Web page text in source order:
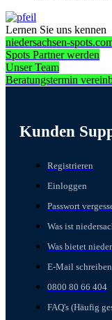
Lernen Sie uns kennen
niedersachsen-
Spots Partner werden
Unser Team
Beratungstermin
Kunden
Registrieren
Einloggen
Passwort
Was ist
Was bietet
E-Mail schreiben
0800 80 66 404
FAQ's (Häufig